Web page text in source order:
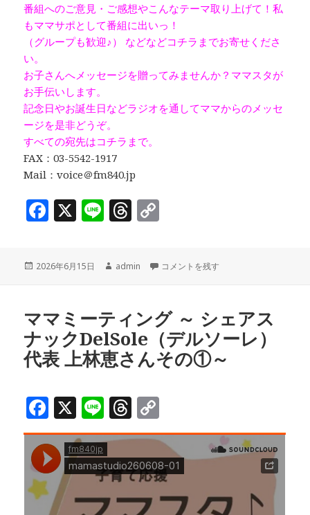
番組へのご意見・ご感想やこんなテーマ取り上げて！私
もママサポとして番組に出いっ！
（グループも歓迎♪） などなどコチラまでお寄せくださ
い。
お子さんへメッセージを贈ってみませんか？ママスタが
お手伝いします。
記念日やお誕生日などラジオを通してママからのメッセ
ージを是非どうぞ。
すべての宛先はコチラまで。
FAX：03-5542-1917
Mail：voice＠fm840.jp
F
c
e
o
o
k
X Li
e
T
r
e
d
s
y
n
k
投
2026年6月15日
作
admin ママミーティング ～ シェアスナック
コメントを残す
ママミーティング ～ シェアス
ナックDelSole（デルソーレ）
代表 上林恵さんその①～
F
a
c
e
b
X Li
n
e
T
h
r
e
a
o
p
y
Li